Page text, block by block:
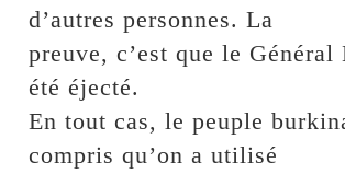
d’autres personnes. La
preuve, c’est que le Général
été éjecté.
En tout cas, le peuple
compris qu’on a utilisé